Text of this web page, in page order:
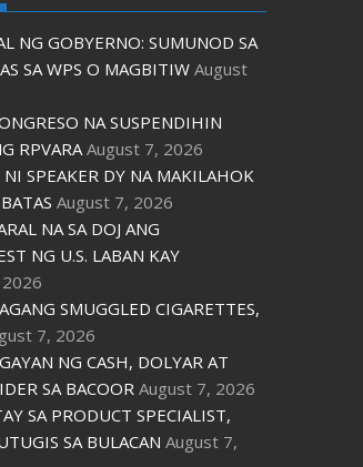
NG GOBYERNO: SUMUNOD SA
SA WPS O MAGBITIW August
NA SUSPENDIHIN
RPVARA August 7, 2026
SPEAKER DY NA MAKILAHOK
August 7, 2026
NA SA DOJ ANG
NG U.S. LABAN KAY
SMUGGLED CIGARETTES,
7, 2026
NG CASH, DOLYAR AT
SA BACOOR August 7, 2026
SA PRODUCT SPECIALIST,
SA BULACAN August 7,